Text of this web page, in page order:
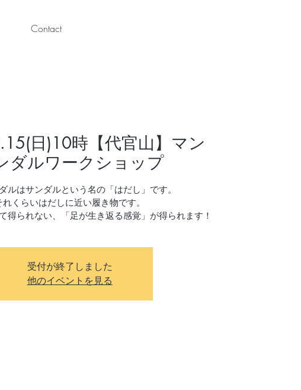
Contact
日)10時【代官山】マン
ダルワークショップ
ルはサンダルという名の「はだし」です。
れくらいはだしに近い履き物です。
得られない、「足が生き返る感覚」が得られます！
受付が終了しました
他のイベントを見る